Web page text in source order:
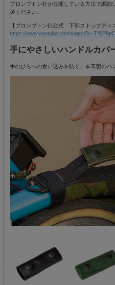
ブロンプトン社が公開している方法で調
談ください。
【ブロンプトン社公式 下部ストップディ
https://www.youtube.com/
手にやさしいハンドルカバ
手のひらへの食い込みを防ぐ、本革製のハ